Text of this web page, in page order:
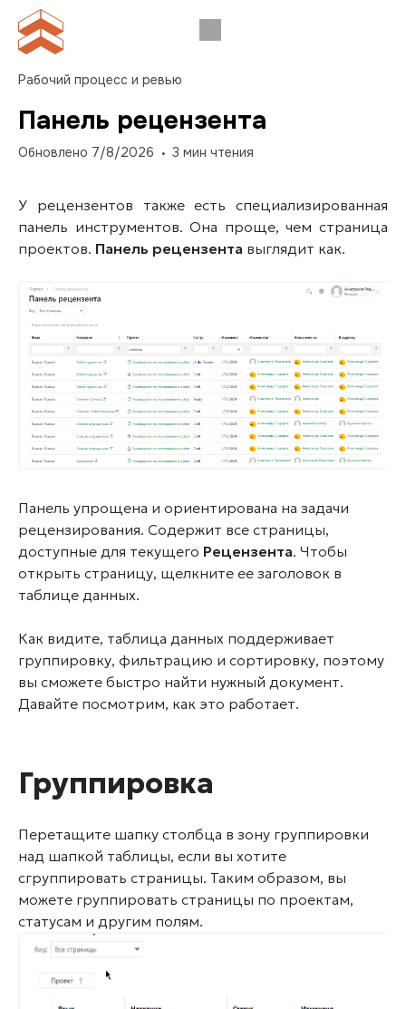
Рабочий процесс и ревью
Панель рецензента
Обновлено 7/8/2026 3 мин чтения
У рецензентов также есть специализированная
панель инструментов. Она проще, чем страница
проектов. Панель рецензента выглядит как.
Панель упрощена и ориентирована на задачи
рецензирования. Содержит все страницы,
доступные для текущего Рецензента. Чтобы
открыть страницу, щелкните ее заголовок в
таблице данных.
Как видите, таблица данных поддерживает
группировку, фильтрацию и сортировку, поэтому
вы сможете быстро найти нужный документ.
Давайте посмотрим, как это работает.
Группировка
Перетащите шапку столбца в зону группировки
над шапкой таблицы, если вы хотите
сгруппировать страницы. Таким образом, вы
можете группировать страницы по проектам,
статусам и другим полям.